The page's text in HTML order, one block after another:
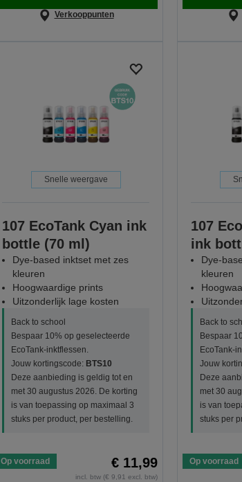
Verkooppunten
Snelle weergave
107 EcoTank Cyan ink
bottle (70 ml)
Dye-based inktset met zes
kleuren
Hoogwaardige prints
Uitzonderlijk lage kosten
Back to school
Bespaar 10% op geselecteerde
EcoTank-inktflessen.
Jouw kortingscode: BTS10
Deze aanbieding is geldig tot en
met 30 augustus 2026. De korting
is van toepassing op maximaal 3
stuks per product, per bestelling.
Op voorraad € 11,99
incl. btw (€ 9,91 excl. btw)
107
ink
Dye-
kleuren
Back to
Bespaar
EcoTank-
Jouw
Deze
met 30
is van
stuks per
Op voorraad